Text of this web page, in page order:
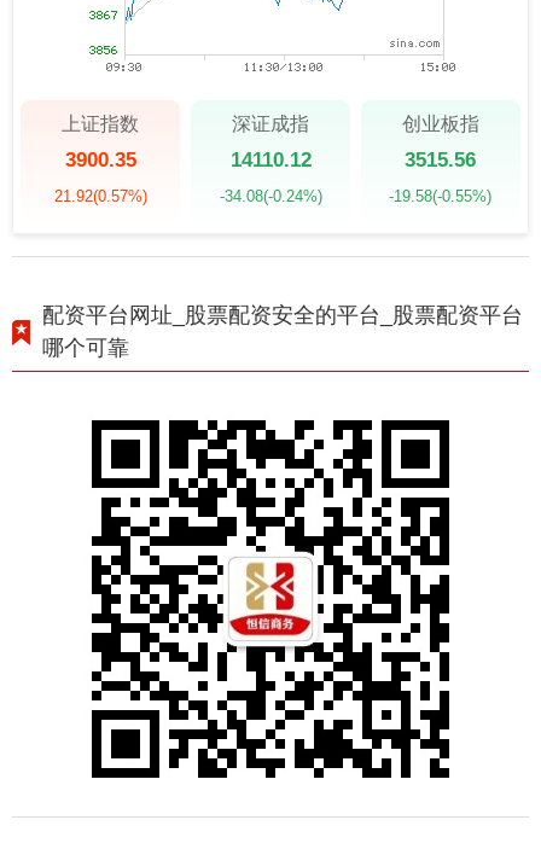
上证指数
3900.35
21.92(0.57%)
深证成指
14110.12
-34.08(-0.24%)
创业板指
3515.56
-19.58(-0.55%)
配资平台网址_股票配资安全的平台_股票配资平台
哪个可靠